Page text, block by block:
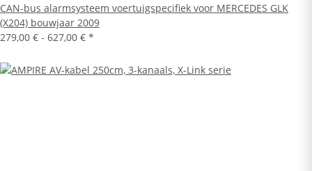
CAN-bus alarmsysteem voertuigspecifiek voor MERCEDES GLK
(X204) bouwjaar 2009
279,00 € - 627,00 € *